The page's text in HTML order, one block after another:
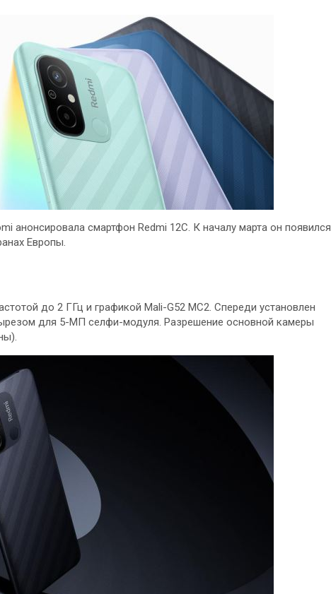
анонсировала смартфон Redmi 12C. К началу марта он появился
Европы.
до 2 ГГц и графикой Mali-G52 MC2. Спереди установлен
для 5-МП селфи-модуля. Разрешение основной камеры